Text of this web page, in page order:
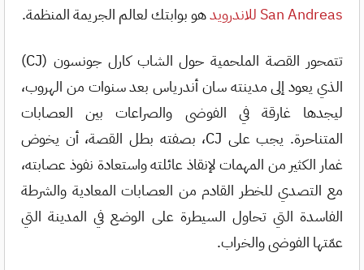
San Andreas للاندرويد
هو بوابتك لعالم الجريمة المنظمة.
تتمحور القصة الملحمية حول الشاب كارل جونسون (CJ)
الذي يعود إلى مدينته سان أندرياس بعد سنوات من الهروب،
ليجدها غارقة في الفوضى والصراعات بين العصابات
المتناحرة. يجب على CJ، بصفته بطل القصة، أن يخوض
غمار الكثير من المهمات لإنقاذ عائلته واستعادة نفوذ عصابته،
مع التصدي للخطر القادم من العصابات المعادية والشرطة
الفاسدة التي تحاول السيطرة على الوضع في المدينة التي
عمّتها الفوضى والخراب.